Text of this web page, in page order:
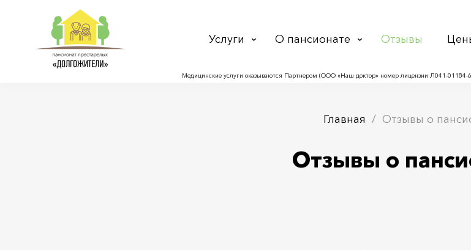
Услуги О пансионате Отзывы
Медицинские услуги оказываются Партнером (ООО «Наш доктор» номер лицензии Л041-
Главная Отзывы о
Отзывы о